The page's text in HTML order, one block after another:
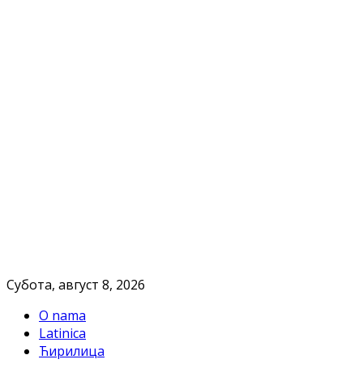
Субота, август 8, 2026
O nama
Latinica
Ћирилица